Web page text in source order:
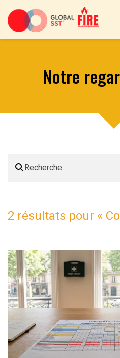
Notre
2 résultats pour «